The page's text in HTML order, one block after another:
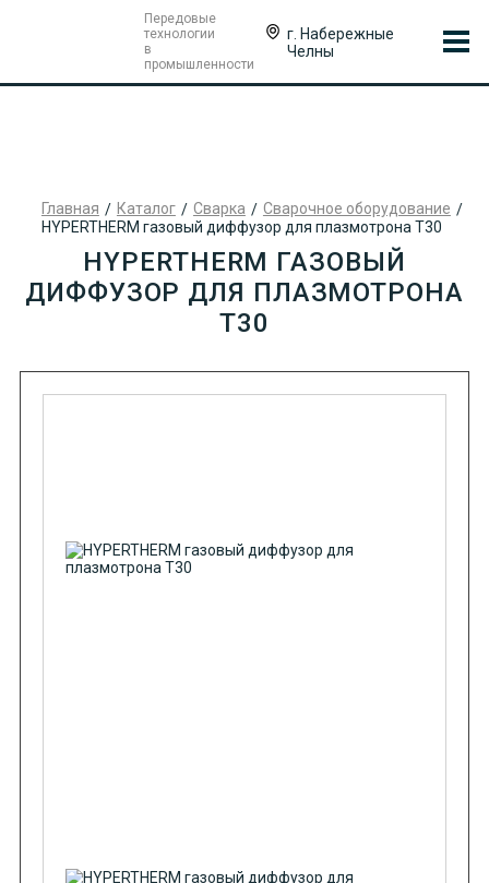
Передовые
технологии
в
промышленности
г. Набережные
Челны
Главная Каталог Сварка
Сварочное оборудование
HYPERTHERM газовый диффузор для плазмотрона T30
HYPERTHERM ГАЗОВЫЙ
ДИФФУЗОР ДЛЯ ПЛАЗМОТРОНА
T30